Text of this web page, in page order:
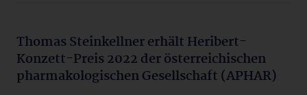
Thomas Steinkellner erhält Heribert-
Konzett-Preis 2022 der österreichischen
pharmakologischen Gesellschaft (APHAR)